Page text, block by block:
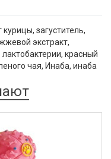
загуститель,
экстракт,
красный
чая, Инаба, инаба